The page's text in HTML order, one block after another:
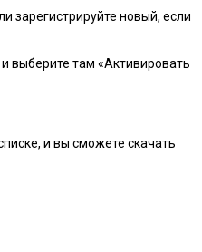
зарегистрируйте новый, если
выберите там «Активировать
и вы сможете скачать